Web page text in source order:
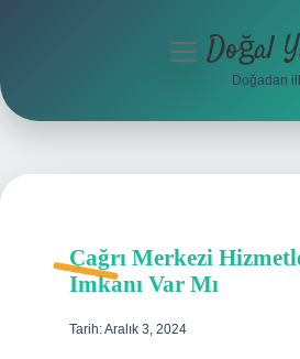
Hakkımızda
menüyüDoğal
Doğadan
Çağrı Merkezi
Imkanı Var Mı
Tarih: Aralık 3, 2024